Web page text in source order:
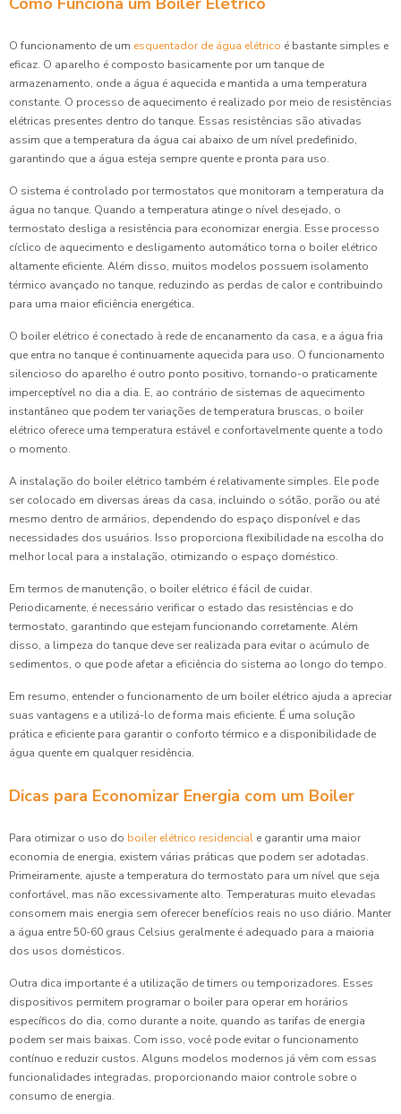
O funcionamento de um esquentador de água elétrico é bastante simples e
eficaz. O aparelho é composto basicamente por um tanque de
armazenamento, onde a água é aquecida e mantida a uma temperatura
constante. O processo de aquecimento é realizado por meio de resistências
elétricas presentes dentro do tanque. Essas resistências são ativadas
assim que a temperatura da água cai abaixo de um nível predefinido,
garantindo que a água esteja sempre quente e pronta para uso.
O sistema é controlado por termostatos que monitoram a temperatura da
água no tanque. Quando a temperatura atinge o nível desejado, o
termostato desliga a resistência para economizar energia. Esse processo
cíclico de aquecimento e desligamento automático torna o boiler elétrico
altamente eficiente. Além disso, muitos modelos possuem isolamento
térmico avançado no tanque, reduzindo as perdas de calor e contribuindo
para uma maior eficiência energética.
O boiler elétrico é conectado à rede de encanamento da casa, e a água fria
que entra no tanque é continuamente aquecida para uso. O funcionamento
silencioso do aparelho é outro ponto positivo, tornando-o praticamente
imperceptível no dia a dia. E, ao contrário de sistemas de aquecimento
instantâneo que podem ter variações de temperatura bruscas, o boiler
elétrico oferece uma temperatura estável e confortavelmente quente a todo
o momento.
A instalação do boiler elétrico também é relativamente simples. Ele pode
ser colocado em diversas áreas da casa, incluindo o sótão, porão ou até
mesmo dentro de armários, dependendo do espaço disponível e das
necessidades dos usuários. Isso proporciona flexibilidade na escolha do
melhor local para a instalação, otimizando o espaço doméstico.
Em termos de manutenção, o boiler elétrico é fácil de cuidar.
Periodicamente, é necessário verificar o estado das resistências e do
termostato, garantindo que estejam funcionando corretamente. Além
disso, a limpeza do tanque deve ser realizada para evitar o acúmulo de
sedimentos, o que pode afetar a eficiência do sistema ao longo do tempo.
Em resumo, entender o funcionamento de um boiler elétrico ajuda a apreciar
suas vantagens e a utilizá-lo de forma mais eficiente. É uma solução
prática e eficiente para garantir o conforto térmico e a disponibilidade de
água quente em qualquer residência.
Dicas para Economizar Energia com um Boiler
Para otimizar o uso do boiler elétrico residencial e garantir uma maior
economia de energia, existem várias práticas que podem ser adotadas.
Primeiramente, ajuste a temperatura do termostato para um nível que seja
confortável, mas não excessivamente alto. Temperaturas muito elevadas
consomem mais energia sem oferecer benefícios reais no uso diário. Manter
a água entre 50-60 graus Celsius geralmente é adequado para a maioria
dos usos domésticos.
Outra dica importante é a utilização de timers ou temporizadores. Esses
dispositivos permitem programar o boiler para operar em horários
específicos do dia, como durante a noite, quando as tarifas de energia
podem ser mais baixas. Com isso, você pode evitar o funcionamento
contínuo e reduzir custos. Alguns modelos modernos já vêm com essas
funcionalidades integradas, proporcionando maior controle sobre o
consumo de energia.